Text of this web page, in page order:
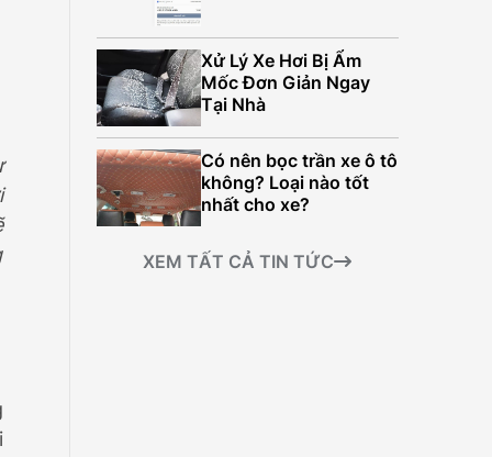
Xử Lý Xe Hơi Bị Ẩm
Mốc Đơn Giản Ngay
Tại Nhà
Có nên bọc trần xe ô tô
không? Loại nào tốt
nhất cho xe?
XEM TẤT CẢ TIN TỨC